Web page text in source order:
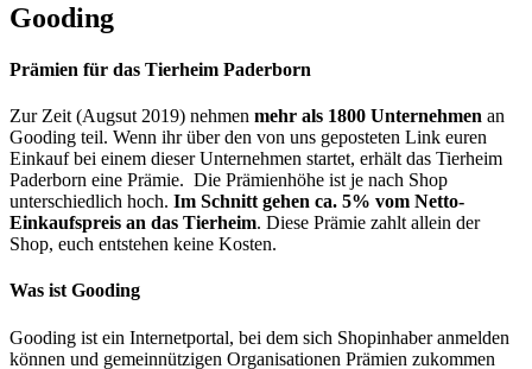
Gooding
Prämien für das Tierheim Paderborn
Zur Zeit (Augsut 2019) nehmen mehr als 1800 Unternehmen an
Gooding teil. Wenn ihr über den von uns geposteten Link euren
Einkauf bei einem dieser Unternehmen startet, erhält das Tierheim
Paderborn eine Prämie. Die Prämienhöhe ist je nach Shop
unterschiedlich hoch. Im Schnitt gehen ca. 5% vom Netto-
Einkaufspreis an das Tierheim. Diese Prämie zahlt allein der
Shop, euch entstehen keine Kosten.
Was ist Gooding
Gooding ist ein Internetportal, bei dem sich Shopinhaber anmelden
können und gemeinnützigen Organisationen Prämien zukommen